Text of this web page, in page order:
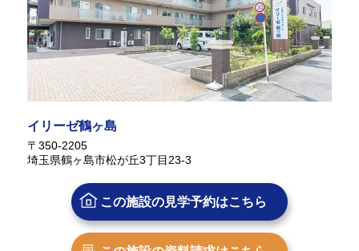
イリーゼ鶴ヶ島
〒350-2205
埼玉県鶴ヶ島市松が丘3丁目23-3
この施設の見学予約はこちら